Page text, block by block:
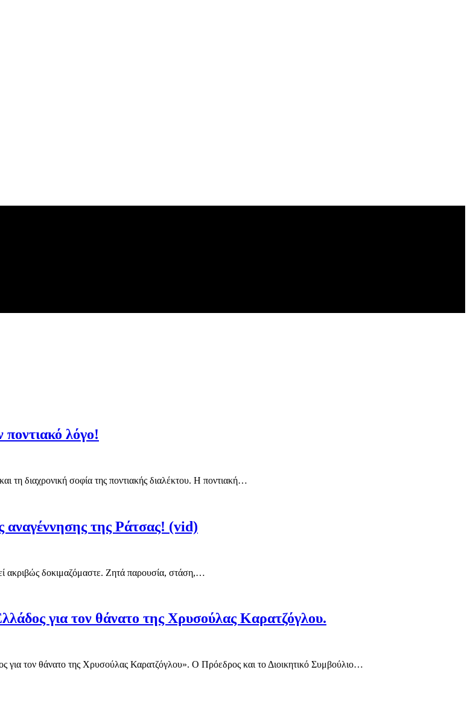
λόγο!
τη διαχρονική σοφία της ποντιακής διαλέκτου. Η ποντιακή…
αναγέννησης της Ράτσας! (vid)
ακριβώς δοκιμαζόμαστε. Ζητά παρουσία, στάση,…
για τον θάνατο της Χρυσούλας Καρατζόγλου.
τον θάνατο της Χρυσούλας Καρατζόγλου». Ο Πρόεδρος και το Διοικητικό Συμβούλιο…